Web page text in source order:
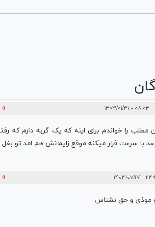
۰۸:۰۴ - ۱۴۰۳/۰۱/۳۱ 0
را خواندم برای اینه که یک گربه دارم که
با سرعت فرار میکنه موقع زایمانش هم امد تو بغل
۰۷/۱۷ 0
موذی و حق نشناس